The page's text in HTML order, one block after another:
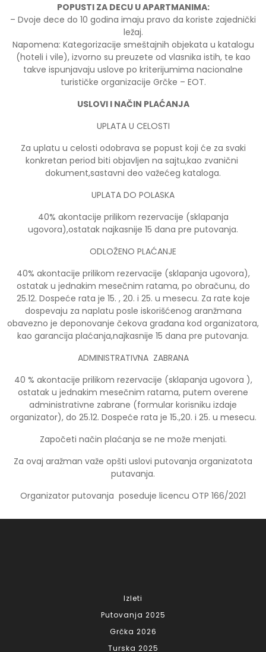
POPUSTI ZA DECU U APARTMANIMA:
– Dvoje dece do 10 godina imaju pravo da koriste zajednički
ležaj.
Napomena: Kategorizacije smeštajnih objekata u katalogu
(hoteli i vile), izvorno su preuzete od vlasnika istih, te kao
takve ispunjavaju uslove po kriterijumima nacionalne
turističke organizacije Grčke – EOT.
USLOVI I NAČIN PLAĆANJA
UPLATA U CELOSTI
Za uplatu u celosti odobrava se popust koji će za svaki
konkretan period biti objavljen na sajtu,kao zvanični
dokument,sastavni deo važećeg kataloga.
UPLATA DO POLASKA
40% akontacije prilikom rezervacije (sklapanja
ugovora),ostatak najkasnije 15 dana pre putovanja.
ODLOŽENO PLAĆANJE
40% akontacije prilikom rezervacije (sklapanja ugovora),
ostatak u jednakim mesečnim ratama, po obračunu, do
25.12. Dospeće rata je 15. , 20. i 25. u mesecu. Za rate koje
dospevaju za naplatu posle iskorišćenog aranžmana
obavezno je deponovanje čekova građana kod organizatora,
kao garancija plaćanja,najkasnije 15 dana pre putovanja.
ADMINISTRATIVNA ZABRANA
40 % akontacije prilikom rezervacije (sklapanja ugovora ),
ostatak u jednakim mesečnim ratama, putem overene
administrativne zabrane (formular korisniku izdaje
organizator), do 25.12. Dospeće rata je 15.,20. i 25. u mesecu.
Započeti način plaćanja se ne može menjati.
Za ovaj aražman važe opšti uslovi putovanja organizatota
putavanja.
Organizator putovanja poseduje licencu OTP 166/2021
Izleti
Putovanja 2025
Grčka 2026
Turska 2025